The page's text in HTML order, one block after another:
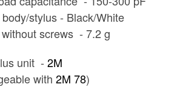
stylus - Black/White
screws - 7.2 g
unit - 2M
with 2M 78)